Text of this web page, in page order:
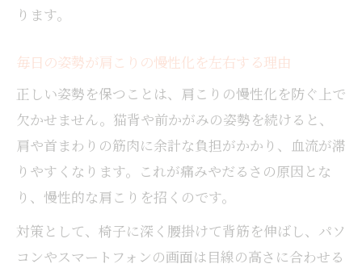
ります。
毎日の姿勢が肩こりの慢性化を左右する理由
正しい姿勢を保つことは、肩こりの慢性化を防ぐ上で
欠かせません。猫背や前かがみの姿勢を続けると、
肩や首まわりの筋肉に余計な負担がかかり、血流が滞
りやすくなります。これが痛みやだるさの原因とな
り、慢性的な肩こりを招くのです。
対策として、椅子に深く腰掛けて背筋を伸ばし、パソ
コンやスマートフォンの画面は目線の高さに合わせる